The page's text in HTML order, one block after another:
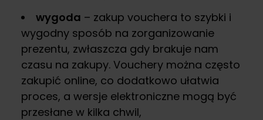
wygoda – zakup vouchera to szybki i
wygodny sposób na zorganizowanie
prezentu, zwłaszcza gdy brakuje nam
czasu na zakupy. Vouchery można często
zakupić online, co dodatkowo ułatwia
proces, a wersje elektroniczne mogą być
przesłane w kilka chwil,